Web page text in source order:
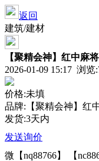
返回
建筑/建材
【聚精会神】红中麻
2026-01-09 15:17 浏览:
价格:未填
品牌:【聚精会神】红
发货:3天内
发送询价
微【nq88766】 【